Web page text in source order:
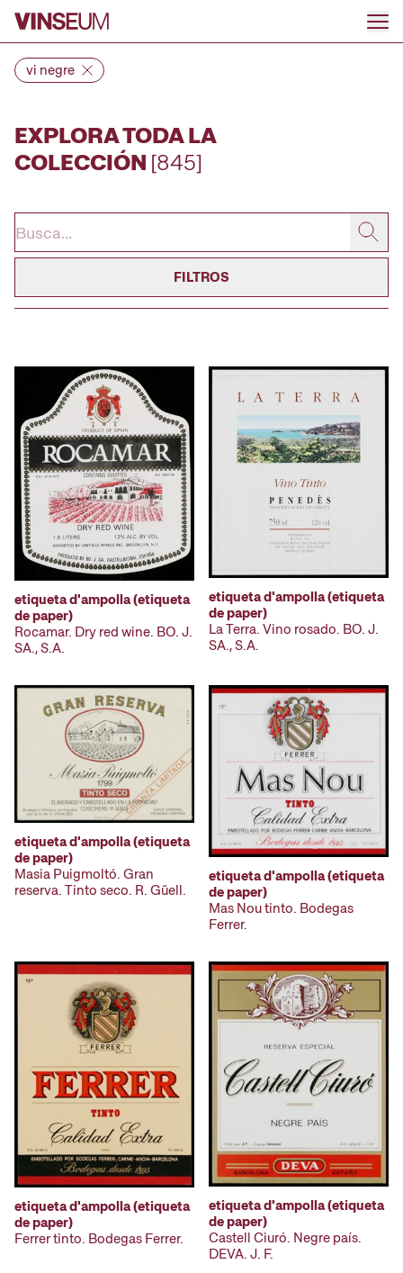
Ir al contenido
vi negre
EXPLORA TODA LA
COLECCIÓN [845]
FILTROS
etiqueta d'ampolla (etiqueta
de paper)
Rocamar. Dry red wine. BO. J.
SA., S.A.
etiqueta d'ampolla (etiqueta
de paper)
La Terra. Vino rosado. BO. J.
SA., S.A.
etiqueta d'ampolla (etiqueta
de paper)
Masia Puigmoltó. Gran
reserva. Tinto seco. R. Güell.
etiqueta d'ampolla (etiqueta
de paper)
Mas Nou tinto. Bodegas
Ferrer.
etiqueta d'ampolla (etiqueta
de paper)
Ferrer tinto. Bodegas Ferrer.
etiqueta d'ampolla (etiqueta
de paper)
Castell Ciuró. Negre país.
DEVA. J. F.